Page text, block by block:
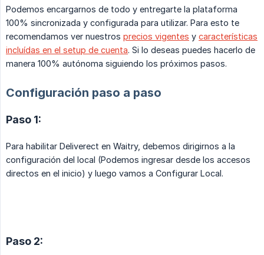
Podemos encargarnos de todo y entregarte la plataforma
100% sincronizada y configurada para utilizar. Para esto te
recomendamos ver nuestros precios vigentes y características
incluídas en el setup de cuenta. Si lo deseas puedes hacerlo de
manera 100% autónoma siguiendo los próximos pasos.
Configuración paso a paso
Paso 1:
Para habilitar Deliverect en Waitry, debemos dirigirnos a la
configuración del local (Podemos ingresar desde los accesos
directos en el inicio) y luego vamos a Configurar Local.
Paso 2: